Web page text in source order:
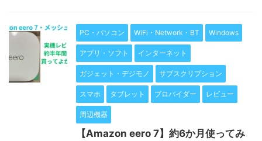
PC・パソコン WiFi・Network・BT Windows
アプリ・ソフト インターネット
ガジェット・デジモノ サブスクリプション
スマホ タブレット プロバイダー レビュー
周辺機器
【Amazon eero 7】約6か月使ってみ